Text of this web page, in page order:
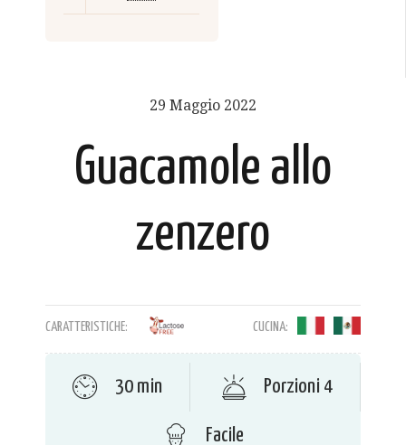
29 Maggio 2022
Guacamole allo
zenzero
CARATTERISTICHE: CUCINA:
30 min Porzioni 4
Facile